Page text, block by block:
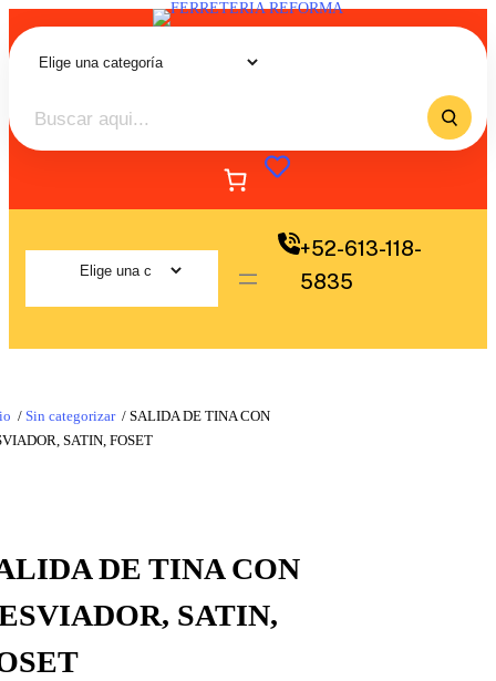
+52-613-118-
5835
/ Sin categorizar / SALIDA DE TINA CON
SATIN, FOSET
DE TINA CON
SATIN,